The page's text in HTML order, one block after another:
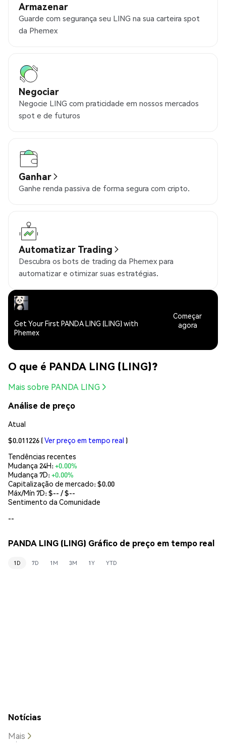
Armazenar
Guarde com segurança seu LING na sua carteira spot
da Phemex
Negociar
Negocie LING com praticidade em nossos mercados
spot e de futuros
Ganhar
Ganhe renda passiva de forma segura com cripto.
Automatizar Trading
Descubra os bots de trading da Phemex para
automatizar e otimizar suas estratégias.
Get Your First PANDA LING (LING) with
Phemex
Começar
agora
O que é PANDA LING (LING)?
Mais sobre PANDA LING
Análise de preço
Atual
$0.011226 (Ver preço em tempo real )
Tendências recentes
Mudança 24H:+0.00%
Mudança 7D:+0.00%
Capitalização de mercado:$0.00
Máx/Mín 7D: $-- / $--
Sentimento da Comunidade
--
PANDA LING (LING) Gráfico de preço em tempo real
1D 7D 1M 3M 1Y YTD
Notícias
Mais